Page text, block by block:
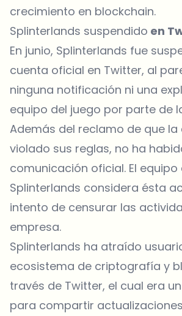
crecimiento en blockchain.
Splinterlands suspendido en
En junio, Splinterlands fue
cuenta oficial en Twitter, al
ninguna notificación ni una
equipo del juego por parte de
Además del reclamo de que
violado sus reglas, no ha
comunicación oficial. El equipo
Splinterlands considera ésta
intento de censurar las
empresa.
Splinterlands ha atraído
ecosistema de criptografía y
través de Twitter, el cual era
para compartir